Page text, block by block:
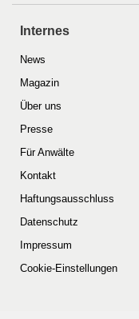
Internes
News
Magazin
Über uns
Presse
Für Anwälte
Kontakt
Haftungsausschluss
Datenschutz
Impressum
Cookie-Einstellungen